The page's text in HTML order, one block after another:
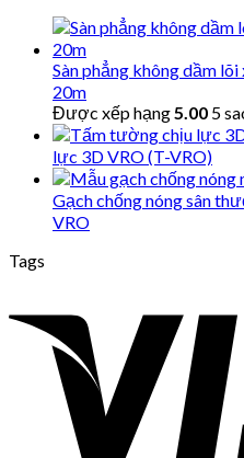
Sàn phẳng không dầm
20m
Được xếp hạng 5.00 5
lực 3D VRO (T-VRO)
Gạch chống nóng sân
VRO
Tags